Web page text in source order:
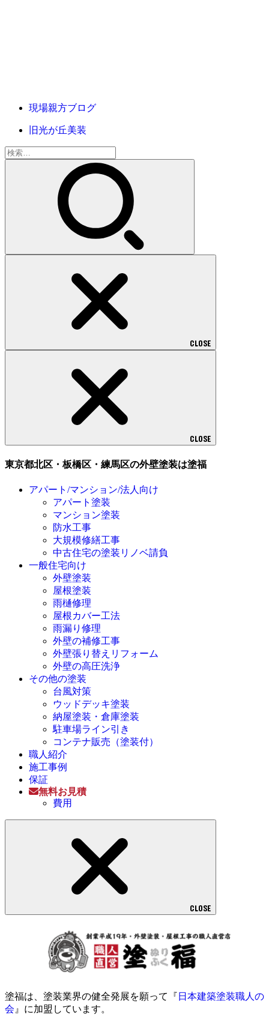
現場親方ブログ
旧光が丘美装
検
索:
CLOSE
CLOSE
東京都北区・板橋区・練馬区の外壁塗装は塗福
アパート/マンション/法人向け
アパート塗装
マンション塗装
防水工事
大規模修繕工事
中古住宅の塗装リノベ請負
一般住宅向け
外壁塗装
屋根塗装
雨樋修理
屋根カバー工法
雨漏り修理
外壁の補修工事
外壁張り替えリフォーム
外壁の高圧洗浄
その他の塗装
台風対策
ウッドデッキ塗装
納屋塗装・倉庫塗装
駐車場ライン引き
コンテナ販売（塗装付）
職人紹介
施工事例
保証
無料お見積
費用
CLOSE
塗福は、塗装業界の健全発展を願って『 日本建築塗装職人の
会 』に加盟しています。